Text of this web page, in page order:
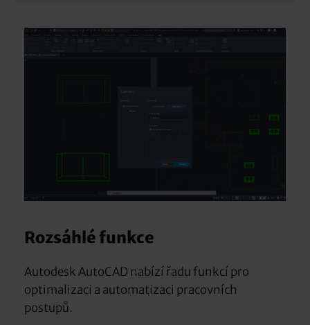
Rozsáhlé funkce
Autodesk AutoCAD nabízí řadu funkcí pro
optimalizaci a automatizaci pracovních
postupů.